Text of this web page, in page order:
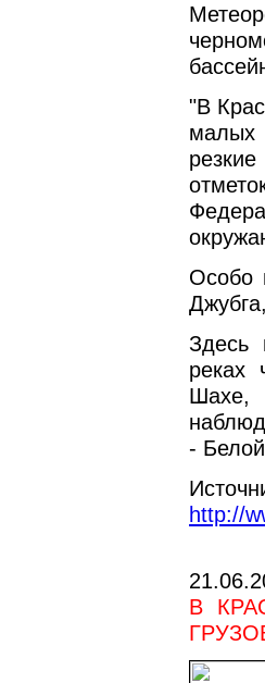
"В
малых
Особо
Здесь
реках
Шахе,
-
http://
В